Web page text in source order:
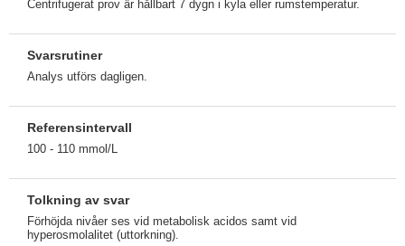
Centrifugerat prov är hållbart 7 dygn i kyla eller rumstemperatur.
Svarsrutiner
Analys utförs dagligen.
Referensintervall
100 - 110 mmol/L
Tolkning av svar
Förhöjda nivåer ses vid metabolisk acidos samt vid
hyperosmolalitet (uttorkning).